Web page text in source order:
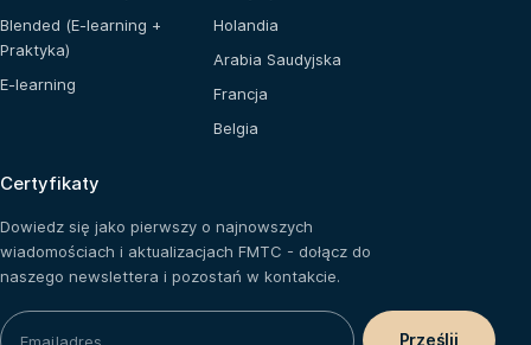
Blended (E-learning +
Praktyka)
E-learning
Holandia
Arabia Saudyjska
Francja
Belgia
Certyfikaty
Dowiedz się jako pierwszy o najnowszych
wiadomościach i aktualizacjach FMTC - dołącz do
naszego newslettera i pozostań w kontakcie.